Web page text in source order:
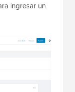
ingresar un